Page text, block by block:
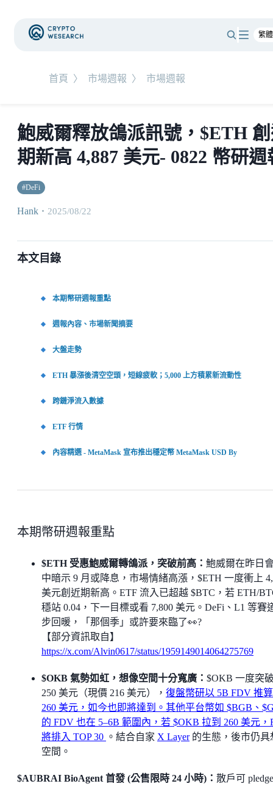
首頁 〉 市場週報 〉 市場週報
鮑威爾釋放鴿派訊號，$ETH
期新高 4,887 美元- 0822 幣研週
#DeFi
Hank ・ 2025/08/22
本文目錄
本期幣研週報重點
週報內容、市場新聞摘要
大盤走勢
ETH 暴漲後清空空頭，短線疲軟；5,000 上方積累新流動性
跨鏈淨流入數據
ETF 行情
內容精選 - MetaMask 宣布推出穩定幣 MetaMask USD By
本期幣研週報重點
$ETH 受惠鮑威爾轉鴿派，突破前高： 鮑威爾在昨日
中暗示 9 月或降息，市場情緒高漲，$ETH 一度衝上
美元創近期新高。ETF 流入已超越 $BTC，若 ETH/
穩站 0.04，下一目標或看 7,800 美元。DeFi、L1 等賽
步回暖，「那個季」或許要來臨了👀?
【部分資訊取自】
https://x.com/Alvin0617/status/1959149014064275769
$OKB 氣勢如虹，想像空間十分寬廣： $OKB 一度突
250 美元（現價 216 美元）， 復盤幣研以 5B FDV 推
260 美元，如今也即將達到。其他平台幣如 $BGB、
的 FDV 也在 5–6B 範圍內，若 $OKB 拉到 260 美元，
將排入 TOP 30 。結合自家 X Layer的生態，後市仍具
空間。
$AUBRAI BioAgent 首發 (公售限時 24 小時)： 散戶可 pledge